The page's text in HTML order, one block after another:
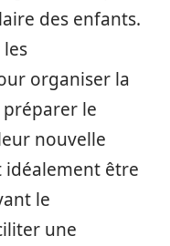
des enfants.
organiser la
le
nouvelle
idéalement être
le
une